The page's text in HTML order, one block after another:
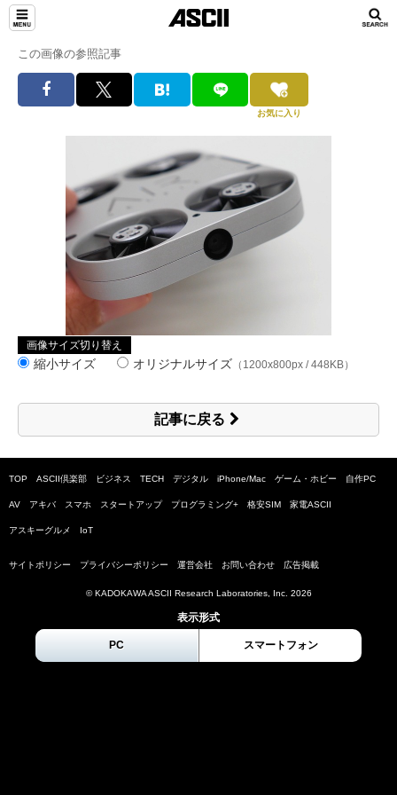
この画像の参照記事
お気に入り
画像サイズ切り替え
縮小サイズ オリジナルサイズ （1200x800px / 448KB）
記事に戻る
TOP ASCII倶楽部 ビジネス TECH デジタル iPhone/Mac ゲーム・ホビー 自作PC
AV アキバ スマホ スタートアップ プログラミング+ 格安SIM 家電ASCII
アスキーグルメ IoT
サイトポリシー プライバシーポリシー 運営会社 お問い合わせ 広告掲載
© KADOKAWA ASCII Research Laboratories, Inc. 2026
表示形式
PC スマートフォン